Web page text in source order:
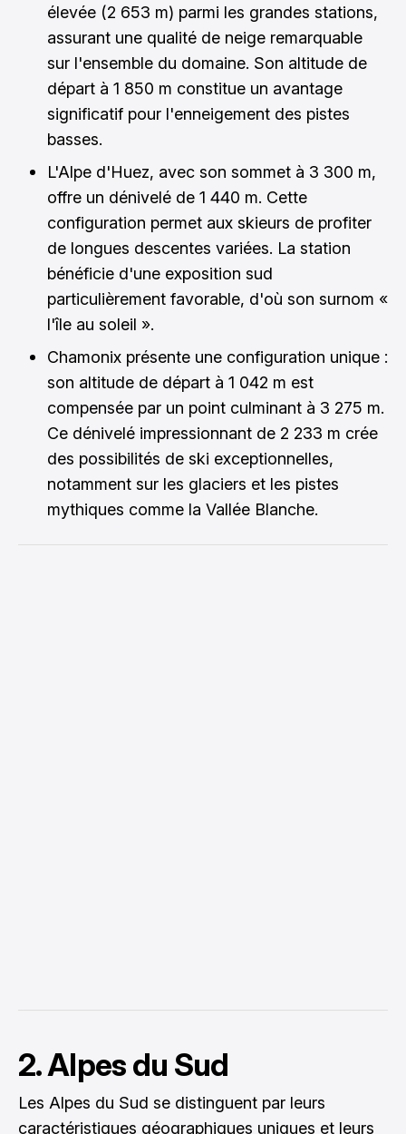
élevée (2 653 m) parmi les grandes stations,
assurant une qualité de neige remarquable
sur l'ensemble du domaine. Son altitude de
départ à 1 850 m constitue un avantage
significatif pour l'enneigement des pistes
basses.
L'Alpe d'Huez, avec son sommet à 3 300 m,
offre un dénivelé de 1 440 m. Cette
configuration permet aux skieurs de profiter
de longues descentes variées. La station
bénéficie d'une exposition sud
particulièrement favorable, d'où son surnom «
l'île au soleil ».
Chamonix présente une configuration unique :
son altitude de départ à 1 042 m est
compensée par un point culminant à 3 275 m.
Ce dénivelé impressionnant de 2 233 m crée
des possibilités de ski exceptionnelles,
notamment sur les glaciers et les pistes
mythiques comme la Vallée Blanche.
2. Alpes du Sud
Les Alpes du Sud se distinguent par leurs
caractéristiques géographiques uniques et leurs